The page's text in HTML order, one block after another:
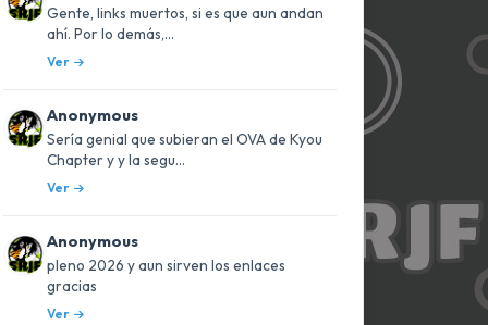
Gente, links muertos, si es que aun andan
ahí. Por lo demás,...
Ver
Anonymous
Sería genial que subieran el OVA de Kyou
Chapter y y la segu...
Ver
Anonymous
pleno 2026 y aun sirven los enlaces
gracias
Ver